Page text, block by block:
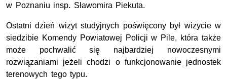
w Poznaniu insp. Sławomira Piekuta.
Ostatni dzień wizyt studyjnych poświęcony był wizycie w
siedzibie Komendy Powiatowej Policji w Pile, która także
może pochwalić się najbardziej nowoczesnymi
rozwiązaniami jeżeli chodzi o funkcjonowanie jednostek
terenowych tego typu.